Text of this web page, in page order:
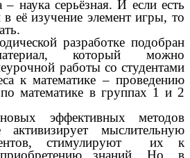
– наука серьёзная. И если есть
её изучение элемент игры, то
разработке подобран
который можно
работы со студентами
к математике – проведению
математике в группах 1 и 2
эффективных методов
активизирует мыслительную
стимулируют их к